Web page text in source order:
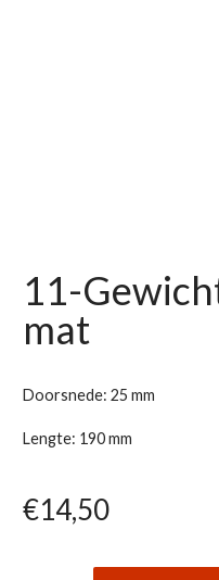
11-
mat
Doorsnede: 25 mm
Lengte: 190 mm
€14,50